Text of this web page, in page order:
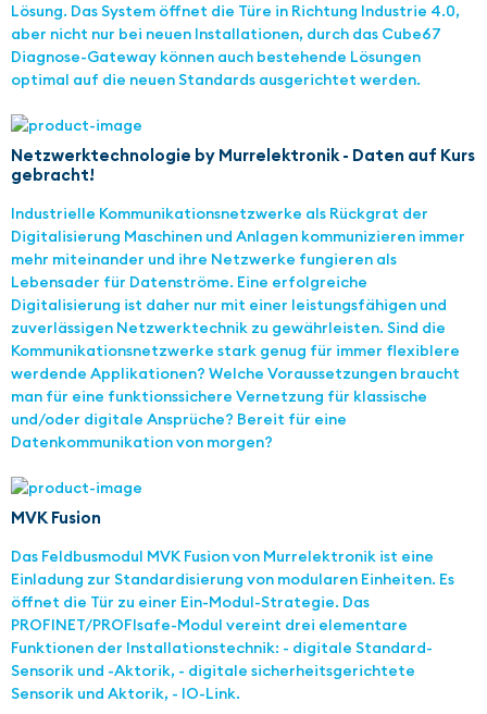
Lösung. Das System öffnet die Türe in Richtung Industrie 4.0,
aber nicht nur bei neuen Installationen, durch das Cube67
Diagnose-Gateway können auch bestehende Lösungen
optimal auf die neuen Standards ausgerichtet werden.
Netzwerktechnologie by Murrelektronik - Daten auf Kurs
gebracht!
Industrielle Kommunikationsnetzwerke als Rückgrat der
Digitalisierung Maschinen und Anlagen kommunizieren immer
mehr miteinander und ihre Netzwerke fungieren als
Lebensader für Datenströme. Eine erfolgreiche
Digitalisierung ist daher nur mit einer leistungsfähigen und
zuverlässigen Netzwerktechnik zu gewährleisten. Sind die
Kommunikationsnetzwerke stark genug für immer flexiblere
werdende Applikationen? Welche Voraussetzungen braucht
man für eine funktionssichere Vernetzung für klassische
und/oder digitale Ansprüche? Bereit für eine
Datenkommunikation von morgen?
MVK Fusion
Das Feldbusmodul MVK Fusion von Murrelektronik ist eine
Einladung zur Standardisierung von modularen Einheiten. Es
öffnet die Tür zu einer Ein-Modul-Strategie. Das
PROFINET/PROFIsafe-Modul vereint drei elementare
Funktionen der Installationstechnik: - digitale Standard-
Sensorik und -Aktorik, - digitale sicherheitsgerichtete
Sensorik und Aktorik, - IO-Link.